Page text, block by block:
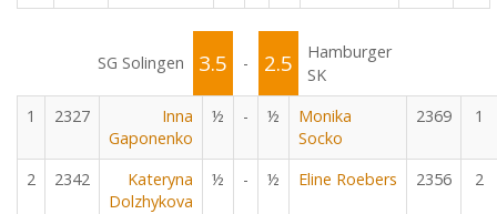
SG Solingen 3.5 - 2.5
Hamburger
SK
1
2327
Inna
Gaponenko
½ - ½
Monika
Socko
2369 1
2 2342
Kateryna
Dolzhykova
½ - ½ Eline Roebers 2356 2